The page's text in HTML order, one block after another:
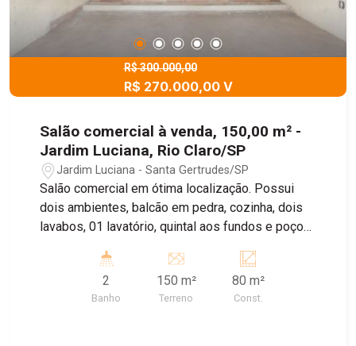
R$ 300.000,00
R$ 270.000,00 V
Salão comercial à venda, 150,00 m² -
Jardim Luciana, Rio Claro/SP
Jardim Luciana - Santa Gertrudes/SP
Salão comercial em ótima localização. Possui
dois ambientes, balcão em pedra, cozinha, dois
lavabos, 01 lavatório, quintal aos fundos e poço
2
Banho
150 m²
Terreno
80 m²
Const.